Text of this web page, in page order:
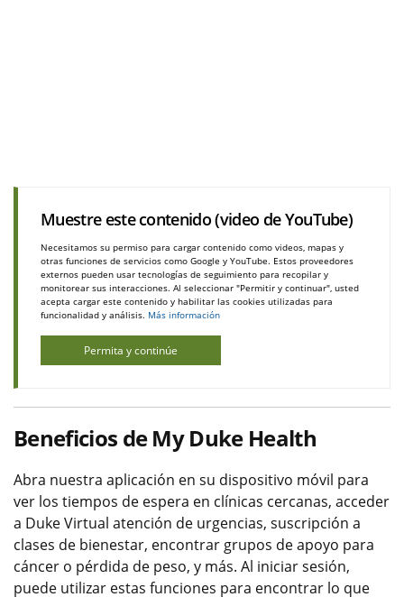
Muestre este contenido (video de YouTube)
Necesitamos su permiso para cargar contenido como videos, mapas y
otras funciones de servicios como Google y YouTube. Estos proveedores
externos pueden usar tecnologías de seguimiento para recopilar y
monitorear sus interacciones. Al seleccionar "Permitir y continuar", usted
acepta cargar este contenido y habilitar las cookies utilizadas para
funcionalidad y análisis. Más información
Permita y continúe
Beneficios de My Duke Health
Abra nuestra aplicación en su dispositivo móvil para
ver los tiempos de espera en clínicas cercanas, acceder
a Duke Virtual atención de urgencias, suscripción a
clases de bienestar, encontrar grupos de apoyo para
cáncer o pérdida de peso, y más. Al iniciar sesión,
puede utilizar estas funciones para encontrar lo que